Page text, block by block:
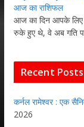
आज का राशिफल
आज का दिन आपके लिए
रुके हुए थे, वे अब गति
Recent Posts
कर्नल रामेश्वर : एक
2026